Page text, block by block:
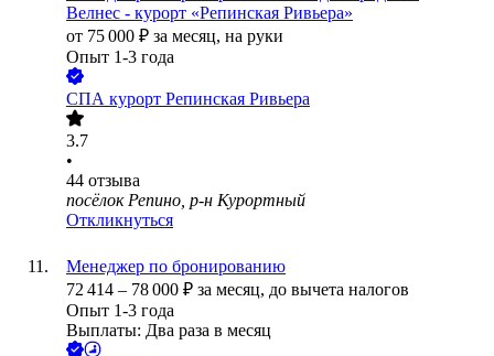
Велнес - курорт «Репинская Ривьера»
от 75 000 ₽ за месяц, на руки
Опыт 1-3 года
СПА курорт Репинская Ривьера
3.7
•
44 отзыва
посёлок Репино, р-н Курортный
Откликнуться
Менеджер по бронированию
72 414 – 78 000 ₽ за месяц, до вычета налогов
Опыт 1-3 года
Выплаты: Два раза в месяц